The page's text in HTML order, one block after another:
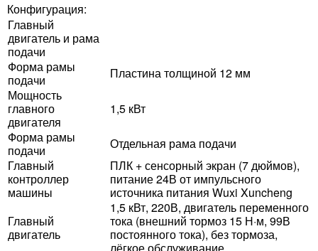
Конфигурация:
Главный
двигатель и рама
подачи
Форма рамы
подачи
Пластина толщиной 12 мм
Мощность
главного
двигателя
1,5 кВт
Форма рамы
подачи
Отдельная рама подачи
Главный
контроллер
машины
ПЛК + сенсорный экран (7 дюймов),
питание 24В от импульсного
источника питания Wuxi Xuncheng
Главный
двигатель
1,5 кВт, 220В, двигатель переменного
тока (внешний тормоз 15 Н·м, 99В
постоянного тока), без тормоза,